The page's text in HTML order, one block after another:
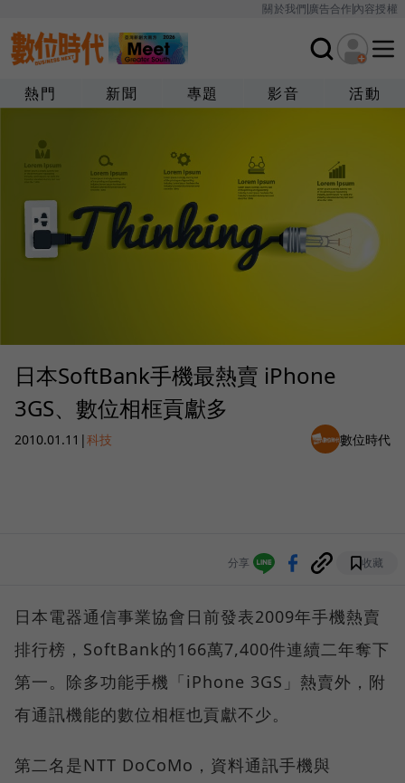
關於我們廣告合作內容授權
熱門 新聞 專題 影音 活動
日本SoftBank手機最熱賣 iPhone
3GS、數位相框貢獻多
2010.01.11 |科技 數位時代
分享 收藏
日本電器通信事業協會日前發表2009年手機熱賣
排行榜，SoftBank的166萬7,400件連續二年奪下
第一。除多功能手機「iPhone 3GS」熱賣外，附
有通訊機能的數位相框也貢獻不少。
第二名是NTT DoCoMo，資料通訊手機與